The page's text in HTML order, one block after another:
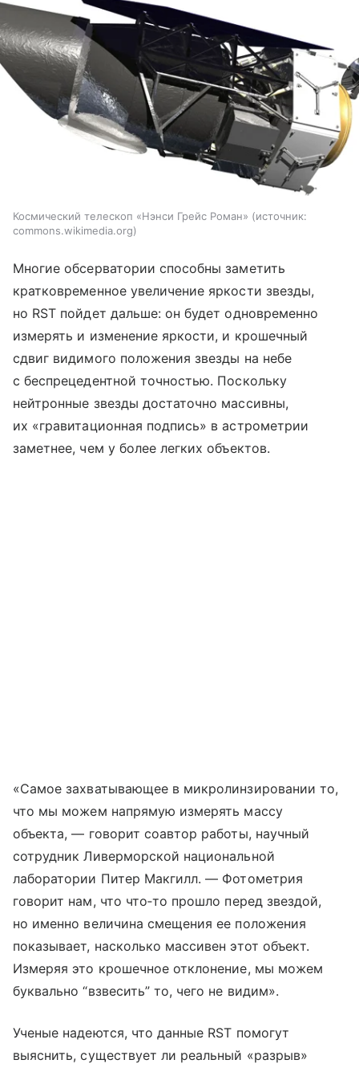
Космический телескоп «Нэнси Грейс Роман»
источник:
commons.wikimedia.org
Многие обсерватории способны заметить
кратковременное увеличение яркости звезды,
но RST пойдет дальше: он будет одновременно
измерять и изменение яркости, и крошечный
сдвиг видимого положения звезды на небе
с беспрецедентной точностью. Поскольку
нейтронные звезды достаточно массивны,
их «гравитационная подпись» в астрометрии
заметнее, чем у более легких объектов.
«Самое захватывающее в микролинзировании то,
что мы можем напрямую измерять массу
объекта, — говорит соавтор работы, научный
сотрудник Ливерморской национальной
лаборатории Питер Макгилл. — Фотометрия
говорит нам, что что‑то прошло перед звездой,
но именно величина смещения ее положения
показывает, насколько массивен этот объект.
Измеряя это крошечное отклонение, мы можем
буквально “взвесить” то, чего не видим».
Ученые надеются, что данные RST помогут
выяснить, существует ли реальный «разрыв»